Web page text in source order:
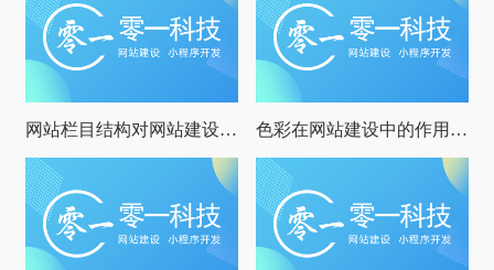
网站栏目结构对网站建设的影响 色彩在网站建设中的作用有哪些？